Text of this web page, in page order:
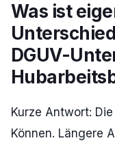
Was ist
DGUV-
Kurze Antwort:
Können. Längere